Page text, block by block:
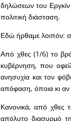
δηλώσεων του Εργκίν
πολιτική διάσταση.
Εδώ ήρθαμε λοιπόν:
Από χθες (1/6) το
κυβέρνηση, που
ανησυχία και τον
απόφαση, όποια κι αν
Κανονικά, από χθες
απόλυτο διασυρμό